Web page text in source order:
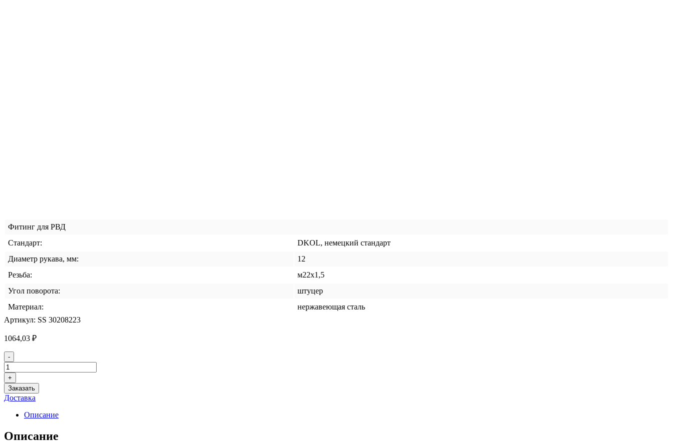
Фитинг для РВД
Стандарт:
DKOL, немецкий стандарт
Диаметр рукава, мм:
12
Резьба:
м22x1,5
Угол поворота:
штуцер
Материал:
нержавеющая сталь
Артикул: SS 30208223
1064,03 ₽
Количество
товара
Фитинг
DKOL
DN-
12
-
+
Заказать
Доставка
Описание
Описание